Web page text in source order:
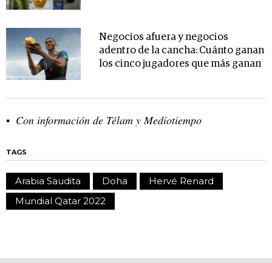
Negocios afuera y negocios
adentro de la cancha: Cuánto ganan
los cinco jugadores que más ganan
Con información de Télam y Mediotiempo
TAGS
Arabia Saudita Doha
Hervé Renard
Mundial Qatar 2022